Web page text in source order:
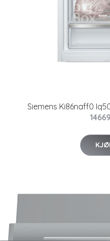
Siemens Ki86naff0